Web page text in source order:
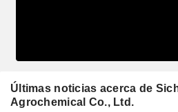
Últimas noticias acerca de
Agrochemical Co., Ltd.